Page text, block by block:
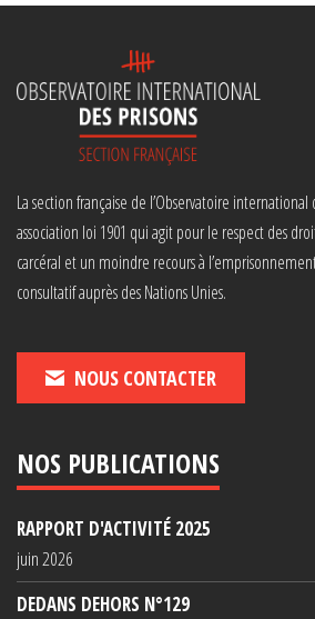
La section française de l’Observatoire international
association loi 1901 qui agit pour le respect des
carcéral et un moindre recours à
consultatif auprès des Nations Unies.
NOUS CONTACTER
NOS PUBLICATIONS
RAPPORT D'ACTIVITÉ 2025
juin 2026
DEDANS DEHORS N°129